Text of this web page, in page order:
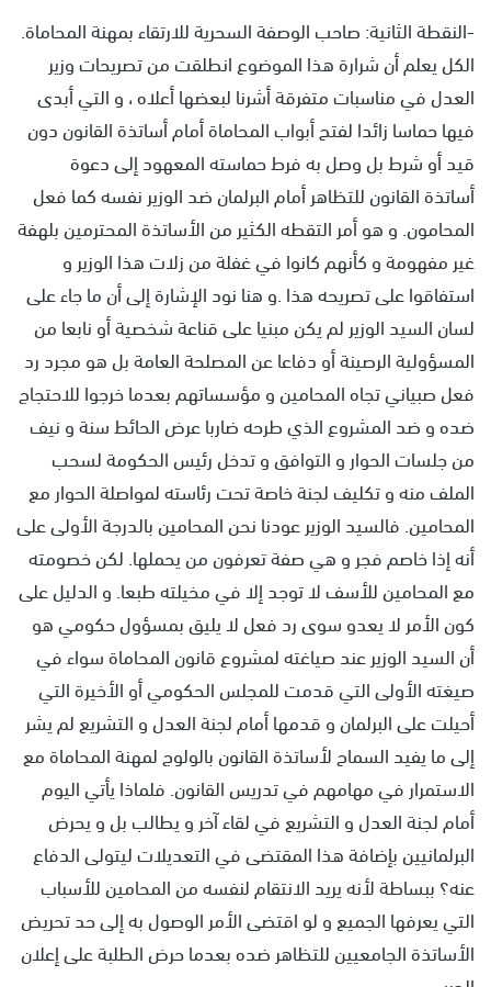
-النقطة الثانية: صاحب الوصفة السحرية للارتقاء بمهنة المحاماة.
الكل يعلم أن شرارة هذا الموضوع انطلقت من تصريحات وزير
العدل في مناسبات متفرقة أشرنا لبعضها أعلاه ، و التي أبدى
فيها حماسا زائدا لفتح أبواب المحاماة أمام أساتذة القانون دون
قيد أو شرط بل وصل به فرط حماسته المعهود إلى دعوة
أساتذة القانون للتظاهر أمام البرلمان ضد الوزير نفسه كما فعل
المحامون. و هو أمر التقطه الكثير من الأساتذة المحترمين بلهفة
غير مفهومة و كأنهم كانوا في غفلة من زلات هذا الوزير و
استفاقوا على تصريحه هذا .و هنا نود الإشارة إلى أن ما جاء على
لسان السيد الوزير لم يكن مبنيا على قناعة شخصية أو نابعا من
المسؤولية الرصينة أو دفاعا عن المصلحة العامة بل هو مجرد رد
فعل صبياني تجاه المحامين و مؤسساتهم بعدما خرجوا للاحتجاج
ضده و ضد المشروع الذي طرحه ضاربا عرض الحائط سنة و نيف
من جلسات الحوار و التوافق و تدخل رئيس الحكومة لسحب
الملف منه و تكليف لجنة خاصة تحت رئاسته لمواصلة الحوار مع
المحامين. فالسيد الوزير عودنا نحن المحامين بالدرجة الأولى على
أنه إذا خاصم فجر و هي صفة تعرفون من يحملها. لكن خصومته
مع المحامين للأسف لا توجد إلا في مخيلته طبعا. و الدليل على
كون الأمر لا يعدو سوى رد فعل لا يليق بمسؤول حكومي هو
أن السيد الوزير عند صياغته لمشروع قانون المحاماة سواء في
صيغته الأولى التي قدمت للمجلس الحكومي أو الأخيرة التي
أحيلت على البرلمان و قدمها أمام لجنة العدل و التشريع لم يشر
إلى ما يفيد السماح لأساتذة القانون بالولوج لمهنة المحاماة مع
الاستمرار في مهامهم في تدريس القانون. فلماذا يأتي اليوم
أمام لجنة العدل و التشريع في لقاء آخر و يطالب بل و يحرض
البرلمانيين بإضافة هذا المقتضى في التعديلات ليتولى الدفاع
عنه؟ ببساطة لأنه يريد الانتقام لنفسه من المحامين للأسباب
التي يعرفها الجميع و لو اقتضى الأمر الوصول به إلى حد تحريض
الأساتذة الجامعيين للتظاهر ضده بعدما حرض الطلبة على إعلان